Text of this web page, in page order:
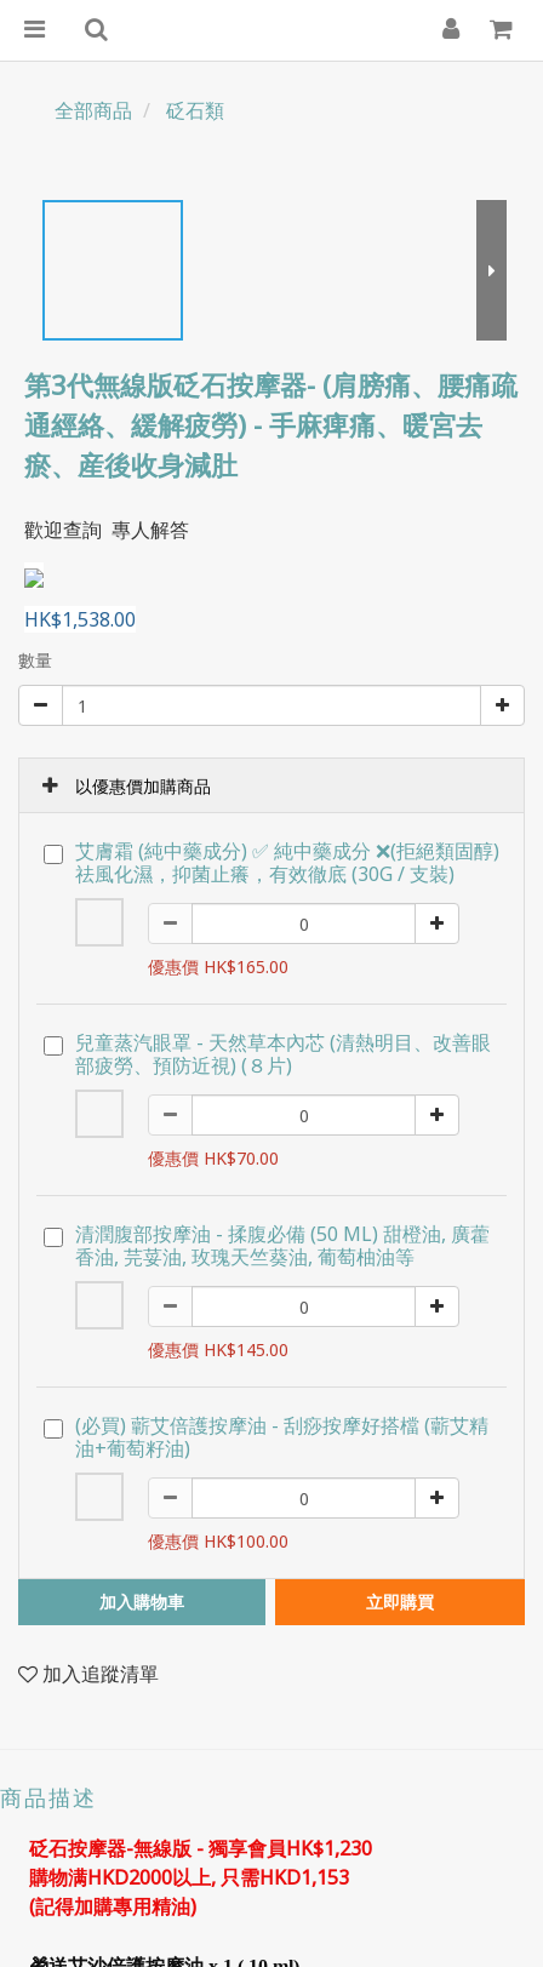
全部商品 砭石類
第3代無線版砭石按摩器- (肩膀痛、腰痛疏
通經絡、緩解疲勞) - 手麻痺痛、暖宮去
瘀、産後收身減肚
歡迎查詢  專人解答
HK$1,538.00
數量
以優惠價加購商品
艾膚霜 (純中藥成分) ✅ 純中藥成分 ❌(拒絕類固醇)
祛風化濕，抑菌止癢，有效徹底 (30G / 支裝)
優惠價 HK$165.00
兒童蒸汽眼罩 - 天然草本內芯 (清熱明目、改善眼
部疲勞、預防近視) (８片)
優惠價 HK$70.00
清潤腹部按摩油 - 揉腹必備 (50 ML) 甜橙油, 廣藿
香油, 芫荽油, 玫瑰天竺葵油, 葡萄柚油等
優惠價 HK$145.00
(必買) 蘄艾倍護按摩油 - 刮痧按摩好搭檔 (蘄艾精
油+葡萄籽油)
優惠價 HK$100.00
加入購物車 立即購買
加入追蹤清單
商品描述
砭石按摩器-無線版 -獨享會員HK$1,230
購物满HKD2000以上, 只需HKD1,153
(記得加購專用精油)